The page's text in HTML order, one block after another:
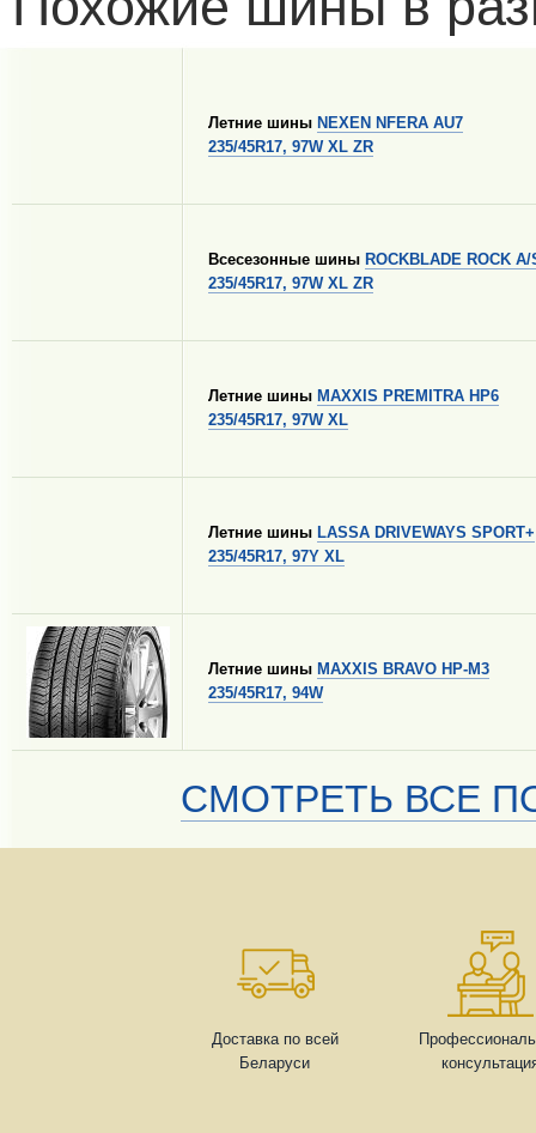
Летние шины NEXEN NFERA AU7
235/45R17, 97W XL ZR
Всесезонные шины ROCKBLADE ROCK A/
235/45R17, 97W XL ZR
Летние шины MAXXIS PREMITRA HP6
235/45R17, 97W XL
Летние шины LASSA DRIVEWAYS SPORT+
235/45R17, 97Y XL
Летние шины MAXXIS BRAVO HP-M3
235/45R17, 94W
СМОТРЕТЬ ВСЕ
Доставка по всей
Беларуси